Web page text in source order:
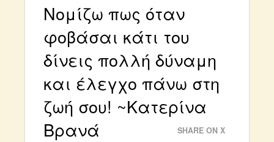
Νομίζω πως όταν
φοβάσαι κάτι του
δίνεις πολλή δύναμη
και έλεγχο πάνω στη
ζωή σου! ~Κατερίνα
Βρανά
SHARE ON X